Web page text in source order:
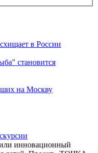
в России
становится
на Москву
инновационный